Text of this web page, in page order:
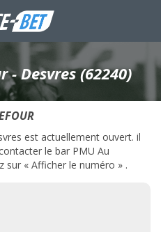
- Desvres (62240)
est actuellement ouvert. il
le bar PMU Au
sur « Afficher le numéro » .